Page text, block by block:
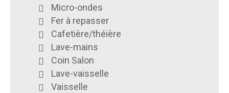
Micro-ondes
Fer à repasser
Cafetière/théière
Lave-mains
Coin Salon
Lave-vaisselle
Vaisselle